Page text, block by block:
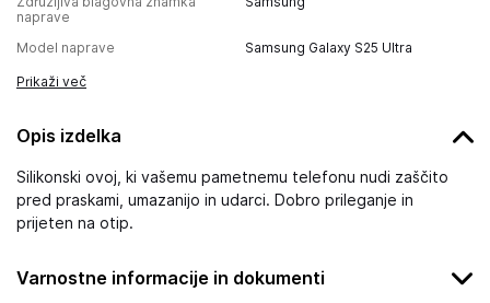
naprave
Model naprave Samsung Galaxy S25 Ultra
Prikaži več
Opis izdelka
Silikonski ovoj, ki vašemu pametnemu telefonu nudi zaščito
pred praskami, umazanijo in udarci. Dobro prileganje in
prijeten na otip.
Varnostne informacije in dokumenti